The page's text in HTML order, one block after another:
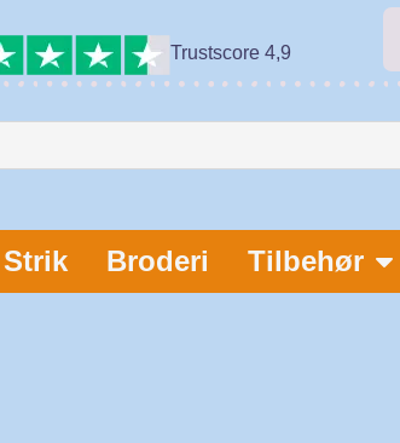
Trustscore 4,9
Strik Broderi Tilbehør